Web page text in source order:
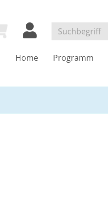
Home Programm